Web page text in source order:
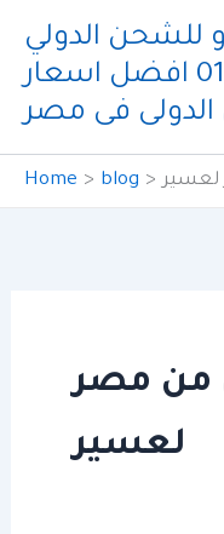
content
للشحن الدولي
01000915976 افضل اسعار
فى مصر
Home blog
مصر
لعسير